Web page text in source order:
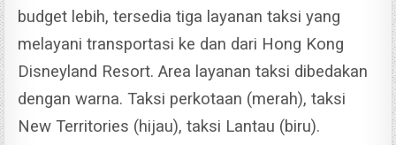
budget lebih, tersedia tiga layanan taksi yang
melayani transportasi ke dan dari Hong Kong
Disneyland Resort. Area layanan taksi dibedakan
dengan warna. Taksi perkotaan (merah), taksi
New Territories (hijau), taksi Lantau (biru).